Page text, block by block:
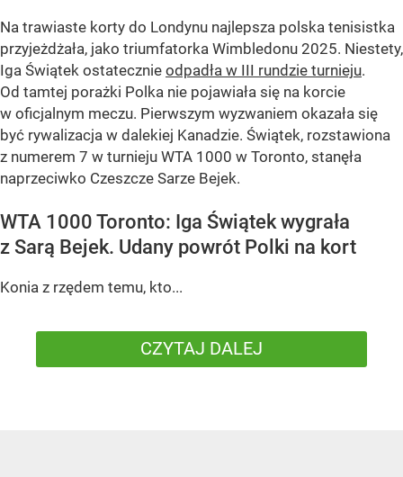
Na trawiaste korty do Londynu najlepsza polska tenisistka
przyjeżdżała, jako triumfatorka Wimbledonu 2025. Niestety,
Iga Świątek ostatecznie odpadła w III rundzie turnieju.
Od tamtej porażki Polka nie pojawiała się na korcie
w oficjalnym meczu. Pierwszym wyzwaniem okazała się
być rywalizacja w dalekiej Kanadzie. Świątek, rozstawiona
z numerem 7 w turnieju WTA 1000 w Toronto, stanęła
naprzeciwko Czeszcze Sarze Bejek.
WTA 1000 Toronto: Iga Świątek wygrała
z Sarą Bejek. Udany powrót Polki na kort
Konia z rzędem temu, kto...
CZYTAJ DALEJ